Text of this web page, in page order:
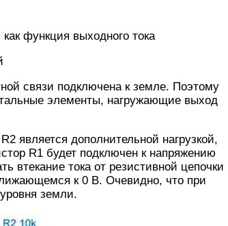
функция выходного тока
связи подключена к земле. Поэтому
элементы, нагружающие выход
является дополнительной нагрузкой,
R1 будет подключен к напряжению
втекание тока от резистивной цепочки
к 0 В. Очевидно, что при
земли.